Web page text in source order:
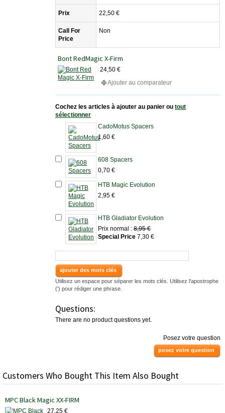
Prix 22,50 €
Call For
Price
Non
Bont RedMagic X-Firm
24,50 €
Ajouter au comparateur
Cochez les articles à ajouter au panier outout
sélectionner
CadoMotus Spacers
1,60 €
608 Spacers
0,70 €
HTB Magic Evolution
2,95 €
HTB Gladiator Evolution
Prix normal : 8,95 €
Special Price 7,30 €
ajouter des mots clés
Utilisez un espace pour séparer les mots clés. Utilisez l'apostrophe
(') pour rédiger une phrase.
Questions:
There are no product questions yet.
Posez votre question
posez votre question
Customers Who Bought This Item Also Bought
MPC Black Magic XX-FIRM
27,25 €